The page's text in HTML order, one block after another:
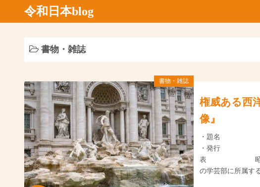
令和日本blog
書物・雑誌
書物・雑誌
権威ある西
像』
・題名
・発行 昭和
表 昭和４１年
の学芸部に所属す